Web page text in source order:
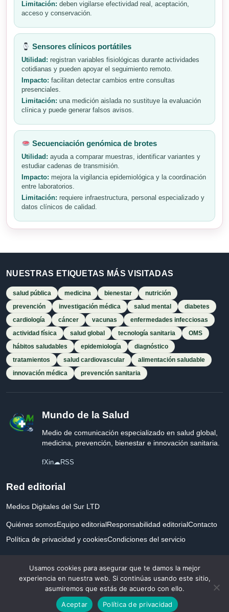
Limitación: deben vigilarse efectividad real, aceptación,
acceso y conservación.
Sensores clínicos portátiles
Utilidad: registran variables fisiológicas durante actividades
cotidianas y pueden apoyar el seguimiento remoto.
Impacto: facilitan detectar cambios entre consultas
presenciales.
Limitación: una medición aislada no sustituye la evaluación
clínica y puede generar falsos avisos.
Secuenciación genómica de brotes
Utilidad: ayuda a comparar muestras, identificar variantes y
estudiar cadenas de transmisión.
Impacto: mejora la vigilancia epidemiológica y la coordinación
entre laboratorios.
Limitación: requiere infraestructura, personal especializado y
datos clínicos de calidad.
NUESTRAS ETIQUETAS MÁS VISITADAS
salud pública medicina bienestar
nutrición
prevención
investigación médica salud mental
diabetes
cardiología
cáncer vacunas
enfermedades infecciosas
actividad física
salud global tecnología sanitaria
OMS
hábitos saludables
epidemiología
diagnóstico
tratamientos
salud cardiovascular
alimentación saludable
innovación médica
prevención sanitaria
Mundo de la Salud
Medio de comunicación especializado en salud global,
medicina, prevención, bienestar e innovación sanitaria.
fXin☁RSS
Red editorial
Medios Digitales del Sur LTD
Quiénes somosEquipo editorialResponsabilidad editorialContacto
Política de privacidad y cookiesCondiciones del servicio
© 2026 Mundo de la Salud. Todos los derechos reservados. Desarrollado con
por la salud.
Usamos cookies para asegurar que te damos la mejor
experiencia en nuestra web. Si continúas usando este sitio,
asumiremos que estás de acuerdo con ello.
Aceptar
Política de privacidad